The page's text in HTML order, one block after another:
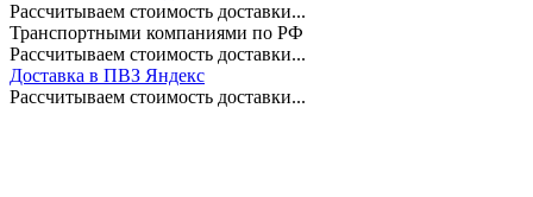
Рассчитываем стоимость доставки...
Транспортными компаниями по РФ
Рассчитываем стоимость доставки...
Доставка в ПВЗ Яндекс
Рассчитываем стоимость доставки...